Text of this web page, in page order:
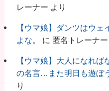
レーナー より
【ウマ娘】ダンツはウェ
よな。
に 匿名トレーナー
【ウマ娘】大人になれ
の名言…また明日も遊ぼ
り